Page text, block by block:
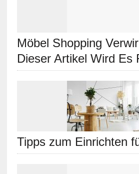
Möbel Shopping
Dieser Artikel Wird Es
Tipps zum Einrichten